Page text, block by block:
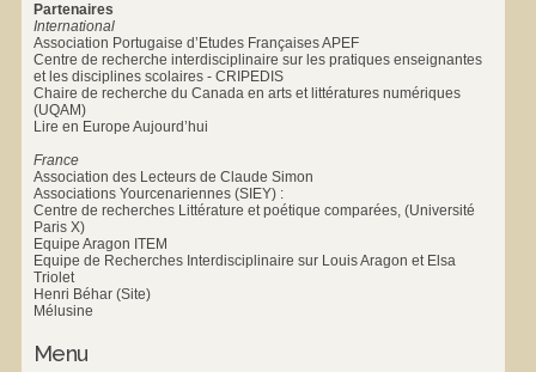
Partenaires
International
Association Portugaise d’Etudes Françaises APEF
Centre de recherche interdisciplinaire sur les pratiques enseignantes
et les disciplines scolaires - CRIPEDIS
Chaire de recherche du Canada en arts et littératures numériques
(UQAM)
Lire en Europe Aujourd’hui
France
Association des Lecteurs de Claude Simon
Associations Yourcenariennes (SIEY) :
Centre de recherches Littérature et poétique comparées, (Université
Paris X)
Equipe Aragon ITEM
Equipe de Recherches Interdisciplinaire sur Louis Aragon et Elsa
Triolet
Henri Béhar (Site)
Mélusine
Menu